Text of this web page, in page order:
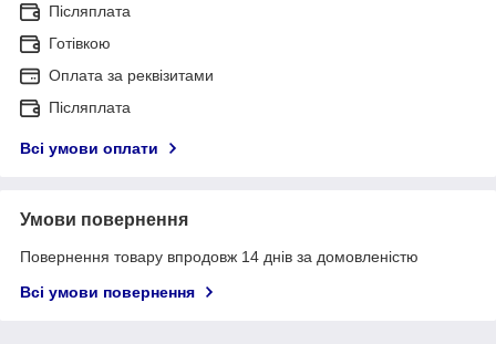
Післяплата
Готівкою
Оплата за реквізитами
Післяплата
Всі умови оплати
Умови повернення
Повернення товару впродовж 14 днів за домовленістю
Всі умови повернення